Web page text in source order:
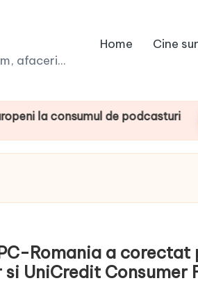
afaceri...
Home Cine
de podcasturi
Romania a corectat
UniCredit Consumer